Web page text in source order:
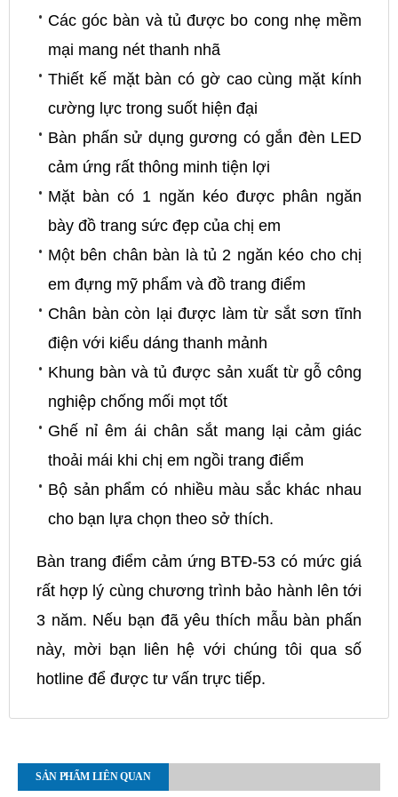
Các góc bàn và tủ được bo cong nhẹ mềm
mại mang nét thanh nhã
Thiết kế mặt bàn có gờ cao cùng mặt kính
cường lực trong suốt hiện đại
Bàn phấn sử dụng gương có gắn đèn LED
cảm ứng rất thông minh tiện lợi
Mặt bàn có 1 ngăn kéo được phân ngăn
bày đồ trang sức đẹp của chị em
Một bên chân bàn là tủ 2 ngăn kéo cho chị
em đựng mỹ phẩm và đồ trang điểm
Chân bàn còn lại được làm từ sắt sơn tĩnh
điện với kiểu dáng thanh mảnh
Khung bàn và tủ được sản xuất từ gỗ công
nghiệp chống mối mọt tốt
Ghế nỉ êm ái chân sắt mang lại cảm giác
thoải mái khi chị em ngồi trang điểm
Bộ sản phẩm có nhiều màu sắc khác nhau
cho bạn lựa chọn theo sở thích.
Bàn trang điểm cảm ứng BTĐ-53 có mức giá
rất hợp lý cùng chương trình bảo hành lên tới
3 năm. Nếu bạn đã yêu thích mẫu bàn phấn
này, mời bạn liên hệ với chúng tôi qua số
hotline để được tư vấn trực tiếp.
SẢN PHẨM LIÊN QUAN